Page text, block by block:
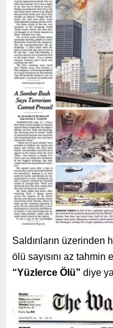
Saldırıların
ölü sayısını az
“Yüzlerce Ölü” diye